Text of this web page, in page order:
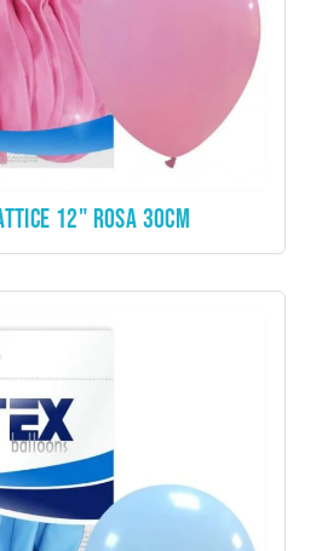
12" ROSA 30CM